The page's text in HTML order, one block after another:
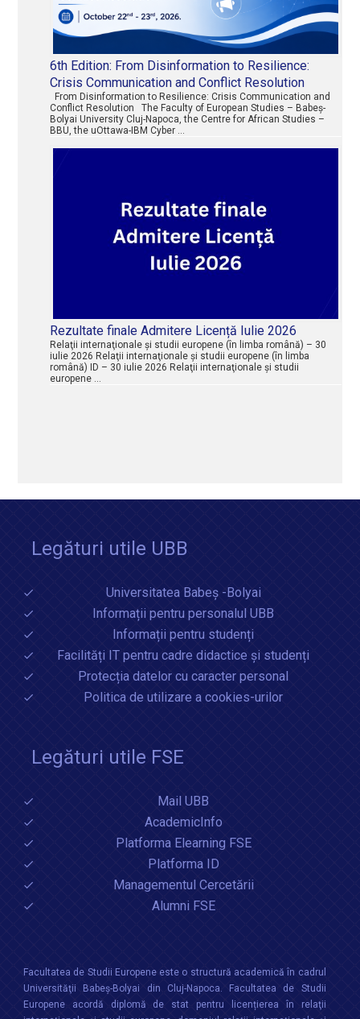
6th Edition: From Disinformation to Resilience:
Crisis Communication and Conflict Resolution
From Disinformation to Resilience: Crisis Communication and
Conflict Resolution The Faculty of European Studies – Babeș-
Bolyai University Cluj-Napoca, the Centre for African Studies –
BBU, the uOttawa-IBM Cyber …
Rezultate finale Admitere Licență Iulie 2026
Relaţii internaţionale şi studii europene (în limba română) – 30
iulie 2026 Relaţii internaţionale şi studii europene (în limba
română) ID – 30 iulie 2026 Relaţii internaţionale şi studii
europene …
Legături utile UBB
Universitatea Babeș -Bolyai
Informații pentru personalul UBB
Informații pentru studenți
Facilități IT pentru cadre didactice și studenți
Protecția datelor cu caracter personal
Politica de utilizare a cookies-urilor
Legături utile FSE
Mail UBB
AcademicInfo
Platforma Elearning FSE
Platforma ID
Managementul Cercetării
Alumni FSE
Facultatea de Studii Europene este o structură academică în cadrul
Universităţii Babeș-Bolyai din Cluj-Napoca. Facultatea de Studii
Europene acordă diplomă de stat pentru licențierea în relaţii